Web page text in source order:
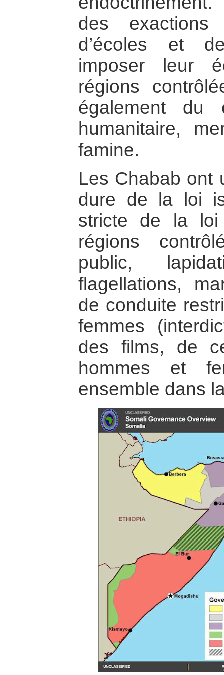
des exactions
d’écoles et
imposer leur
régions
également du
humanitaire,
famine.
Les Chabab ont
dure de la loi
stricte de la loi
régions
public,
flagellations,
de conduite
femmes
des films, de
hommes et
ensemble dans